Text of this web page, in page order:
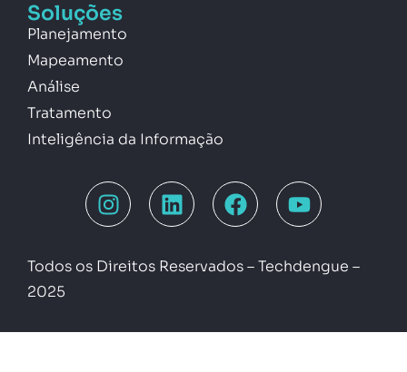
Soluções
Planejamento
Mapeamento
Análise
Tratamento
Inteligência da Informação
Todos os Direitos Reservados – Techdengue –
2025